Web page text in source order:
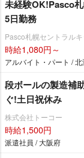
未経験OK!Pasco
5日勤務
Pasco札幌セントラル
時給1,080円～
アルバイト・パート / 北
段ボールの製造補
ぐ!土日祝休み
株式会社トーコー
時給1,500円
派遣社員 / 大阪府